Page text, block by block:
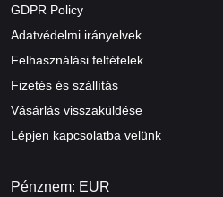
GDPR Policy
Adatvédelmi irányelvek
Felhasználási feltételek
Fizetés és szállítás
Vásárlás visszaküldése
Lépjen kapcsolatba velünk
Pénznem: EUR